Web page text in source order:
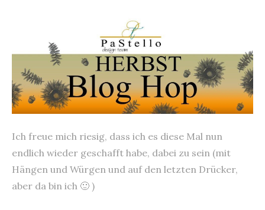
Ich freue mich riesig, dass ich es diese Mal nun
endlich wieder geschafft habe, dabei zu sein (mit
Hängen und Würgen und auf den letzten Drücker,
aber da bin ich 🙂 )